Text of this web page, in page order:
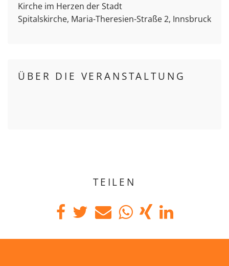
Kirche im Herzen der Stadt
Spitalskirche, Maria-Theresien-Straße 2, Innsbruck
ÜBER DIE VERANSTALTUNG
TEILEN